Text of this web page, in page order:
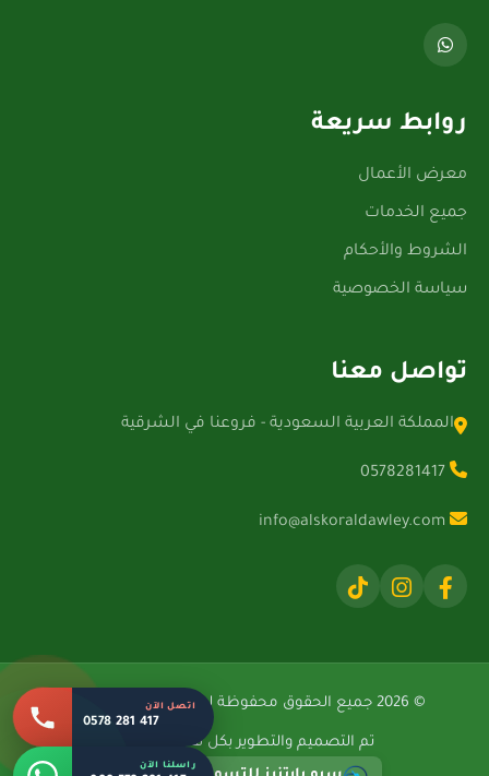
روابط سريعة
معرض الأعمال
جميع الخدمات
الشروط والأحكام
سياسة الخصوصية
تواصل معنا
المملكة العربية السعودية - فروعنا في الشرقية
© 2026 جميع الحقوق محفوظة لشركة الصقور الدولية.
تم التصميم والتطوير بكل فخر بواسطة
اتصل الآن
0578 281 417
راسلنا الآن